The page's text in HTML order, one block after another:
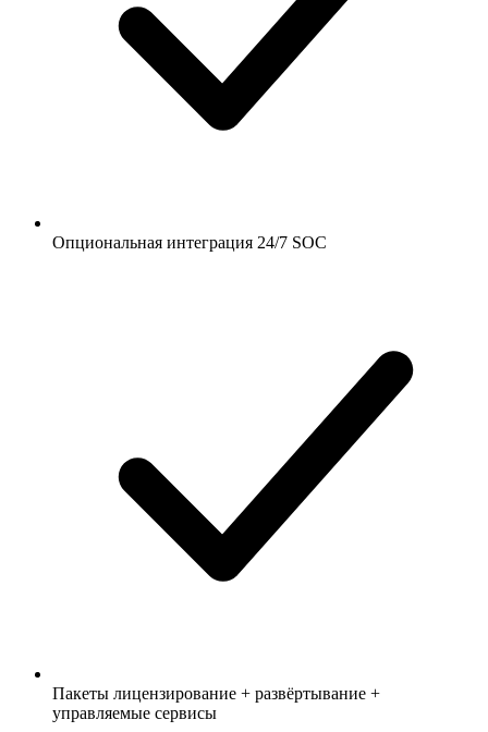
Опциональная интеграция 24/7 SOC
Пакеты лицензирование + развёртывание +
управляемые сервисы